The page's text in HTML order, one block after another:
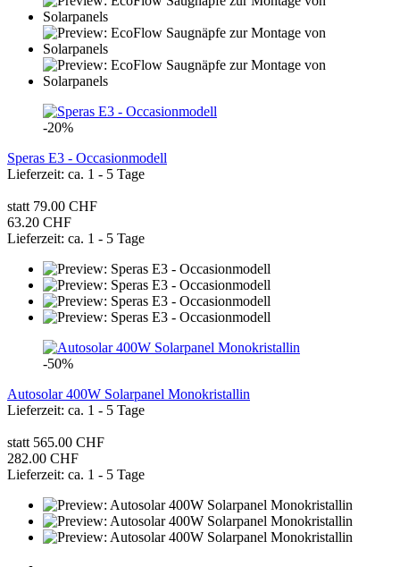
-20%
Speras E3 - Occasionmodell
Lieferzeit: ca. 1 - 5 Tage
statt 79.00 CHF
63.20 CHF
Lieferzeit: ca. 1 - 5 Tage
-50%
Autosolar 400W Solarpanel Monokristallin
Lieferzeit: ca. 1 - 5 Tage
statt 565.00 CHF
282.00 CHF
Lieferzeit: ca. 1 - 5 Tage